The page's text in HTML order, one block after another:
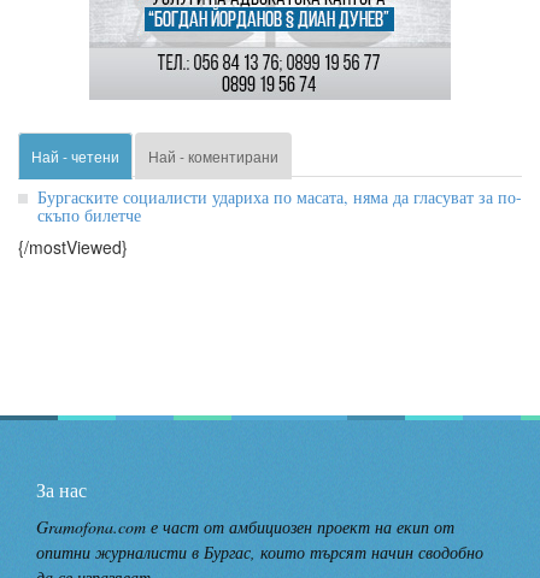
Най - четени Най - коментирани
Бургаските социалисти удариха по масата, няма да гласуват за по-
скъпо билетче
{/mostViewed}
За нас
Gramofona.com е част от амбициозен проект на екип от
опитни журналисти в Бургас, които търсят начин сводобно